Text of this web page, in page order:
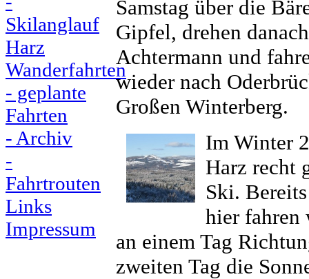
Skilanglauf
Harz
Wanderfahrten
- geplante
Fahrten
- Archiv
-
Fahrtrouten
Links
Impressum
Samstag über die
Gipfel, drehen
Achtermann und
wieder nach
Großen Winterberg.
Im Winter
Harz recht
Ski.
hier fahren
an einem Tag
zweiten Tag die